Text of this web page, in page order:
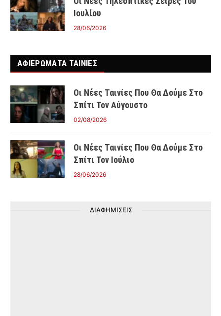
Ιουλίου
28/06/2026
ΑΦΙΕΡΩΜΑΤΑ ΤΑΙΝΊΕΣ
Οι Νέες Ταινίες Που Θα Δούμε Στο
Σπίτι Τον Αύγουστο
02/08/2026
Οι Νέες Ταινίες Που Θα Δούμε Στο
Σπίτι Τον Ιούλιο
28/06/2026
ΔΙΑΦΗΜΙΣΕΙΣ